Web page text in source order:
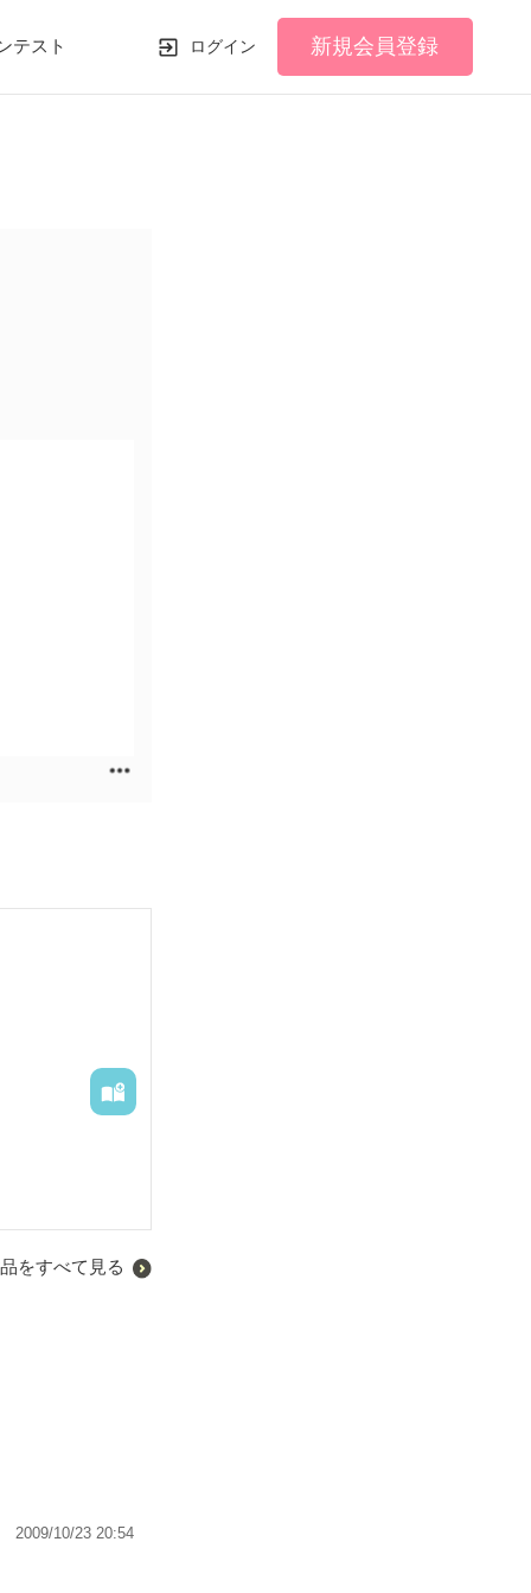
テスト ログイン 新規会員登録
をすべて見る
2009/10/23 20:54